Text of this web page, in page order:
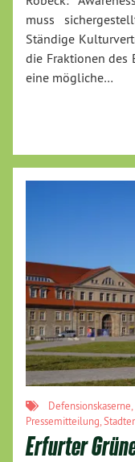
muss
Ständige
die Fraktionen des
eine mögliche…
Defensionskaserne,
Pressemitteilung,
Erfurter